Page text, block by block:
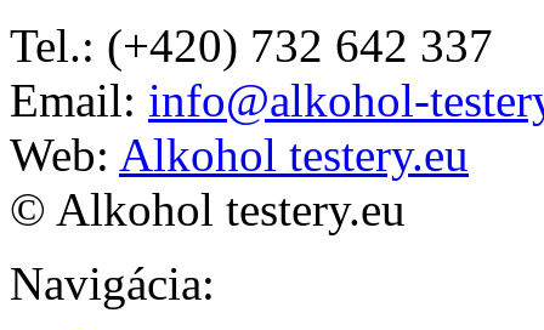
Tel.: (+420) 732 642 337
Email: info@alkohol-
Web: Alkohol testery.eu
© Alkohol testery.eu
Navigácia: